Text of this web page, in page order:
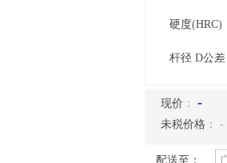
硬度(HRC)
杆径 D公差
现价 ： -
未税价格 ： -
配送至：